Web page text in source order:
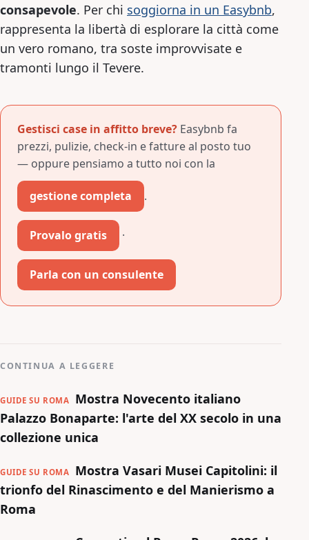
consapevole. Per chi soggiorna in un Easybnb,
rappresenta la libertà di esplorare la città come
un vero romano, tra soste improvvisate e
tramonti lungo il Tevere.
Gestisci case in affitto breve? Easybnb fa
prezzi, pulizie, check-in e fatture al posto tuo
— oppure pensiamo a tutto noi con la
gestione completa .
Provalo gratis ·
Parla con un consulente
CONTINUA A LEGGERE
GUIDE SU ROMA
Mostra Novecento italiano
Palazzo Bonaparte: l'arte del XX secolo in una
collezione unica
GUIDE SU ROMA
Mostra Vasari Musei Capitolini: il
trionfo del Rinascimento e del Manierismo a
Roma